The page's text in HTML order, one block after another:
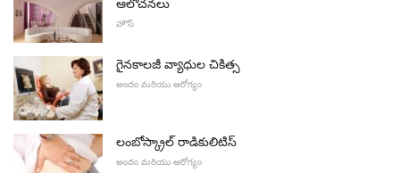
ఆలోచనలు
హౌస్
గైనకాలజీ వ్యాధుల చికిత్స
అందం మరియు ఆరోగ్యం
లంబోస్క్రాల్ రాడికులిటిస్
అందం మరియు ఆరోగ్యం